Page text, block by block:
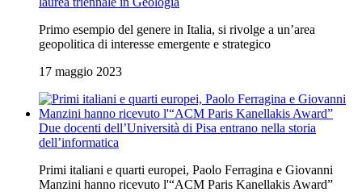
Primo esempio del genere in Italia, si rivolge a un’area
geopolitica di interesse emergente e strategico
17 maggio 2023
Due docenti dell’Università di Pisa entrano nella storia
dell’informatica
Primi italiani e quarti europei, Paolo Ferragina e Giovanni
Manzini hanno ricevuto l'“ACM Paris Kanellakis Award”